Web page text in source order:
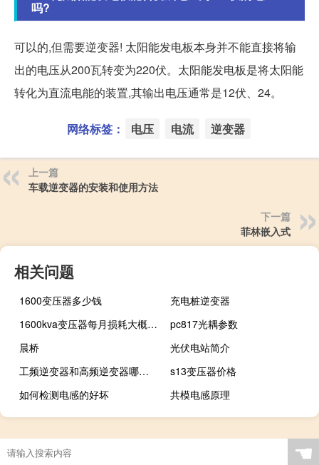
吗?
可以的,但需要逆变器! 太阳能发电板本身并不能直接将输
出的电压从200瓦转变为220伏。太阳能发电板是将太阳能
转化为直流电能的装置,其输出电压通常是12伏、24。
网络标签： 电压 电流 逆变器
上一篇
车载逆变器的安装和使用方法
下一篇
菲林嵌入式
相关问题
1600变压器多少钱
充电桩逆变器
1600kva变压器每月损耗大概多少
pc817光耦参数
晨桥
光伏电站简介
工频逆变器和高频逆变器哪个好
s13变压器价格
如何检测电感的好坏
共模电感原理
☚